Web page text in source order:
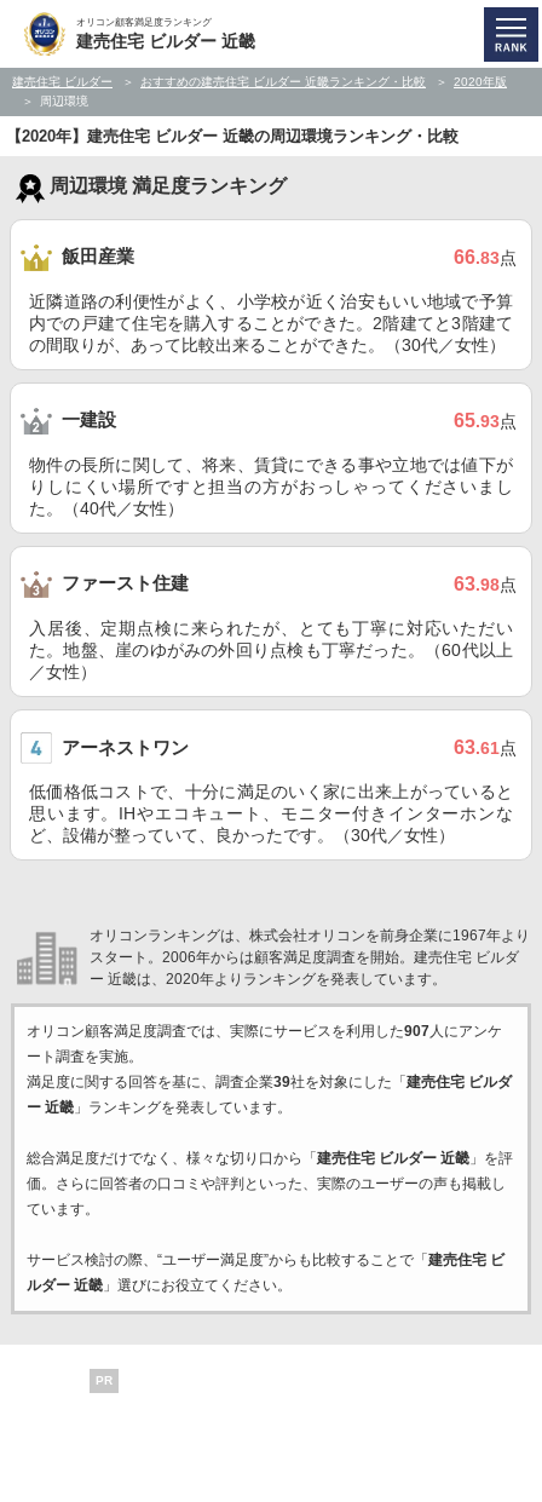
オリコン顧客満足度ランキング
建売住宅 ビルダー 近畿
建売住宅 ビルダー おすすめの建売住宅 ビルダー 近畿ランキング・比較
2020年版
周辺環境
【2020年】建売住宅 ビルダー 近畿の周辺環境ランキング・比較
周辺環境 満足度ランキング
飯田産業 66.83点
近隣道路の利便性がよく、小学校が近く治安もいい地域で予算
内での戸建て住宅を購入することができた。2階建てと3階建て
の間取りが、あって比較出来ることができた。（30代／女性）
一建設 65.93点
物件の長所に関して、将来、賃貸にできる事や立地では値下が
りしにくい場所ですと担当の方がおっしゃってくださいまし
た。（40代／女性）
ファースト住建 63.98点
入居後、定期点検に来られたが、とても丁寧に対応いただい
た。地盤、崖のゆがみの外回り点検も丁寧だった。（60代以上
／女性）
アーネストワン 63.61点
低価格低コストで、十分に満足のいく家に出来上がっていると
思います。IHやエコキュート、モニター付きインターホンな
ど、設備が整っていて、良かったです。（30代／女性）
オリコンランキングは、株式会社オリコンを前身企業に1967年より
スタート。2006年からは顧客満足度調査を開始。建売住宅 ビルダ
ー 近畿は、2020年よりランキングを発表しています。
オリコン顧客満足度調査では、実際にサービスを利用した907人にアンケ
ート調査を実施。
満足度に関する回答を基に、調査企業39社を対象にした「 建売住宅 ビルダ
ー 近畿」ランキングを発表しています。
総合満足度だけでなく、様々な切り口から「 建売住宅 ビルダー 近畿」を評
価。さらに回答者の口コミや評判といった、実際のユーザーの声も掲載し
ています。
サービス検討の際、“ユーザー満足度”からも比較することで「 建売住宅 ビ
ルダー 近畿」選びにお役立てください。
PR